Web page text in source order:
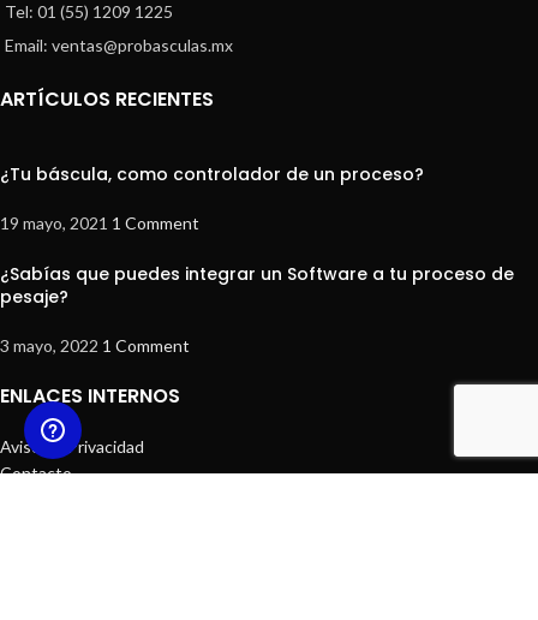
Tel: 01 (55) 1209 1225
Email: ventas@probasculas.mx
ARTÍCULOS RECIENTES
¿Tu báscula, como controlador de un proceso?
19 mayo, 2021 1 Comment
¿Sabías que puedes integrar un Software a tu proceso de
pesaje?
3 mayo, 2022 1 Comment
ENLACES INTERNOS
Aviso de Privacidad
Contacto